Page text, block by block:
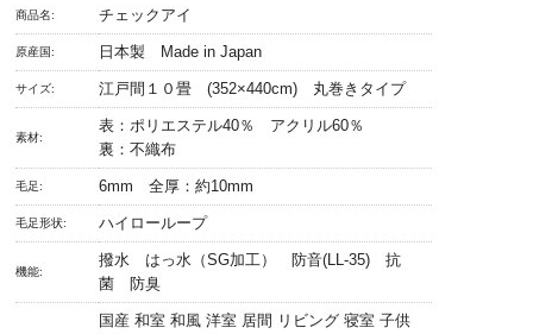
商品名: チェックアイ
原産国: 日本製 Made in Japan
サイズ: 江戸間１０畳 (352×440cm) 丸巻きタイプ
素材:
表：ポリエステル40％ アクリル60％
裏：不織布
毛足: 6mm 全厚：約10mm
毛足形状: ハイローループ
機能:
撥水 はっ水（SG加工） 防音(LL-35) 抗
菌 防臭
国産 和室 和風 洋室 居間 リビング 寝室 子供